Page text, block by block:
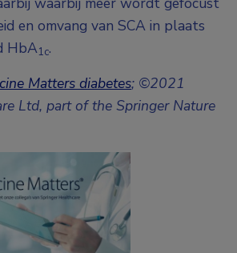
en omvang van SCA in plaats
HbA1c.
Matters diabetes; ©2021
Ltd, part of the Springer Nature